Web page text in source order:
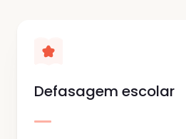
Defasagem escolar